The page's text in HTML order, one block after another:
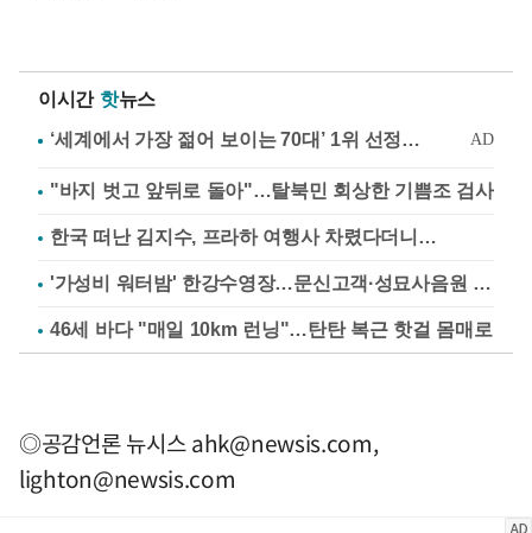
이시간 핫뉴스
"바지 벗고 앞뒤로 돌아"…탈북민 회상한 기쁨조 검사
한국 떠난 김지수, 프라하 여행사 차렸다더니…
'가성비 워터밤' 한강수영장…문신고객·성묘사음원 민원
46세 바다 "매일 10km 런닝"…탄탄 복근 핫걸 몸매로
◎공감언론 뉴시스ahk@newsis.com,
lighton@newsis.com